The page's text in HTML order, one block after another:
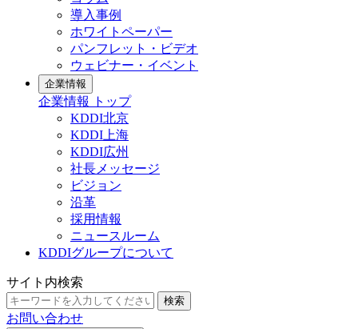
導入事例
ホワイトペーパー
パンフレット・ビデオ
ウェビナー・イベント
企業情報
企業情報 トップ
KDDI北京
KDDI上海
KDDI広州
社長メッセージ
ビジョン
沿革
採用情報
ニュースルーム
KDDIグループについて
サイト内検索
検索
お問い合わせ